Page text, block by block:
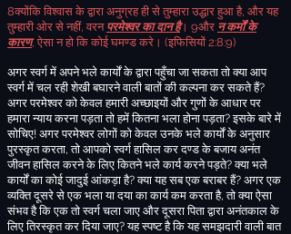
8क्योंकि विश्वास के द्वारा अनुग्रह ही से तुम्हारा उद्धार हुआ है, और यह
तुम्हारी ओर से नहीं,वरन परमेश्वर का दान है। 9और न कर्मों के
कारण,ऐसा न हो कि कोई घमण्ड करे। (इफिसियों 2:8:9)
अगर स्वर्ग में अपने भले कार्यों के द्वारा पहुँचा जा सकता तो क्या आप
स्वर्ग में चल रही शेखी बघारने वाली बातों की कल्पना कर सकते हैं?
अगर परमेश्वर को केवल हमारी अच्छाइयों और गुणों के आधार पर
हमारा न्याय करना पड़ता तो हमें कितना भला होना पड़ता?इसके बारे में
सोचिए! अगर परमेश्वर लोगों को केवल उनके भले कार्यों के अनुसार
पुरस्कृत करता,तो आपको स्वर्ग हासिल कर दण्ड के बजाय अनंत
जीवन हासिल करने के लिए कितने भले कार्य करने पड़ते?क्या भले
कार्यों का कोई जादुई आंकड़ा है?क्या यह सब एक बराबर हैं? अगर एक
व्यक्ति दूसरे से एक भला या दया का कार्यकम करता है,तो क्या ऐसा
संभव है कि एक तो स्वर्ग चला जाए और दूसरा पिता द्वारा अनंतकाल के
लिए तिरस्कृत कर दिया जाए?यह स्पष्ट है कि यह समझदारी वाली बात